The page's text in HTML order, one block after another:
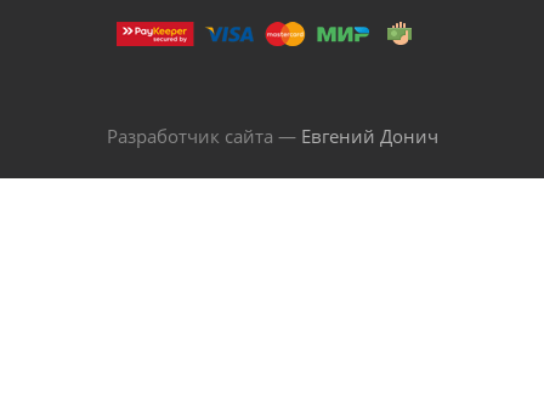
Разработчик сайта — Евгений Донич